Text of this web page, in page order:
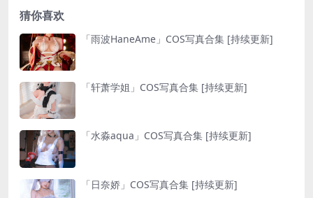
猜你喜欢
「雨波HaneAme」COS写真合集 [持续更新]
「轩萧学姐」COS写真合集 [持续更新]
「水淼aqua」COS写真合集 [持续更新]
「日奈娇」COS写真合集 [持续更新]